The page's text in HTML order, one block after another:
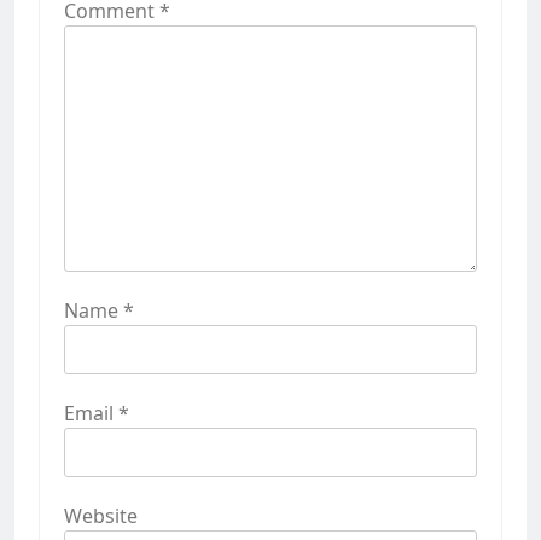
Comment*
Name*
Email *
Website